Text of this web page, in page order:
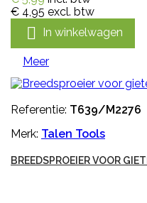
€ 4,95 excl. btw
 In winkelwagen
Meer
Referentie: T639/M2276
Merk: Talen Tools
BREEDSPROEIER VOOR